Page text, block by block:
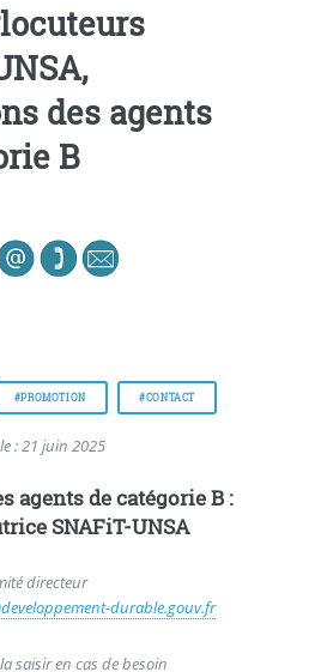
des agents
B
#PROMOTION #CONTACT
: 21 juin 2025
agents de catégorie B :
SNAFiT-UNSA
directeur
durable.gouv.fr
saisir en cas de besoin